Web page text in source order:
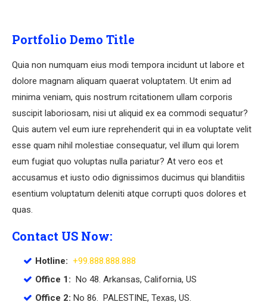
Portfolio Demo Title
Quia non numquam eius modi tempora incidunt ut labore et
dolore magnam aliquam quaerat voluptatem. Ut enim ad
minima veniam, quis nostrum rcitationem ullam corporis
suscipit laboriosam, nisi ut aliquid ex ea commodi sequatur?
Quis autem vel eum iure reprehenderit qui in ea voluptate velit
esse quam nihil molestiae consequatur, vel illum qui lorem
eum fugiat quo voluptas nulla pariatur? At vero eos et
accusamus et iusto odio dignissimos ducimus qui blanditiis
esentium voluptatum deleniti atque corrupti quos dolores et
quas.
Contact US Now:
Hotline: +99.888.888.888
Office 1: No 48. Arkansas, California, US
Office 2: No 86. PALESTINE, Texas, US.